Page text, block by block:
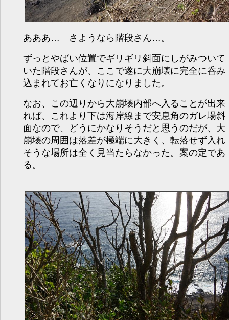
あああ… さようなら階段さん…。
ずっとやばい位置でギリギリ斜面にしがみついて
いた階段さんが、ここで遂に大崩壊に完全に呑み
込まれてお亡くなりになりました。
なお、この辺りから大崩壊内部へ入ることが出来
れば、これより下は海岸線まで安息角のガレ場斜
面なので、どうにかなりそうだと思うのだが、大
崩壊の周囲は落差が極端に大きく、転落せず入れ
そうな場所は全く見当たらなかった。案の定であ
る。